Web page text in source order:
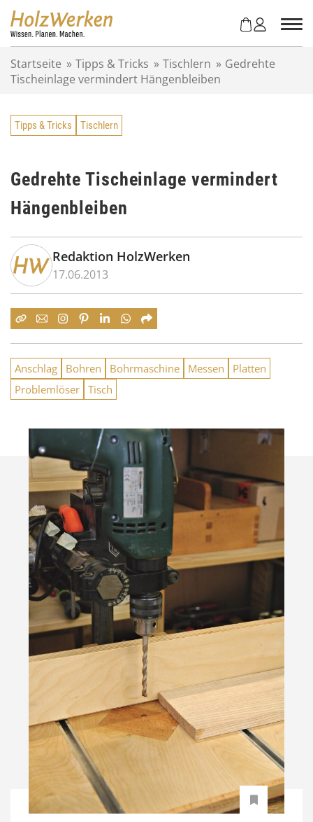
Startseite » Tipps & Tricks » Tischlern » Gedrehte
Tischeinlage vermindert Hängenbleiben
Tipps & Tricks Tischlern
Gedrehte Tischeinlage vermindert
Hängenbleiben
Redaktion HolzWerken
17.06.2013
Anschlag Bohren Bohrmaschine Messen
Platten
Problemlöser Tisch